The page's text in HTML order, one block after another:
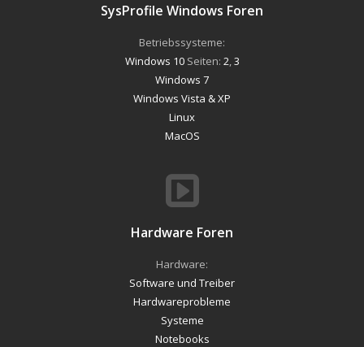
SysProfile Windows Foren
Betriebssysteme:
Windows 10Seiten: 2 3
Windows 7
Windows Vista & XP
Linux
MacOS
Hardware Foren
Hardware:
Software und Treiber
Hardwareprobleme
Systeme
Notebooks